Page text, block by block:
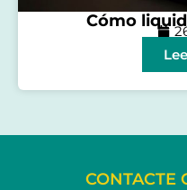
Cómo
CONTACTE